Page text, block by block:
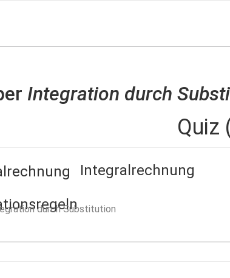
Integration durch
Quiz
Integralrechnung
durch Substitution